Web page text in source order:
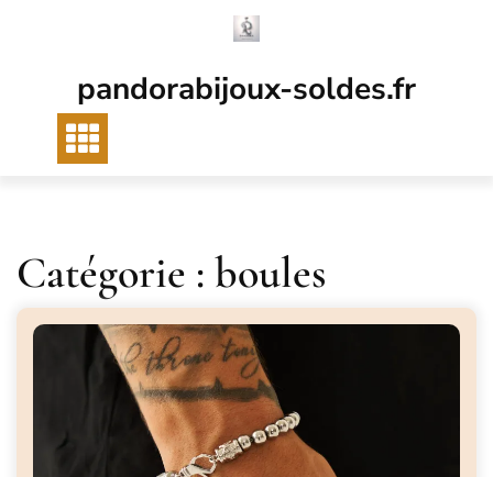
pandorabijoux-soldes.fr
Catégorie : boules